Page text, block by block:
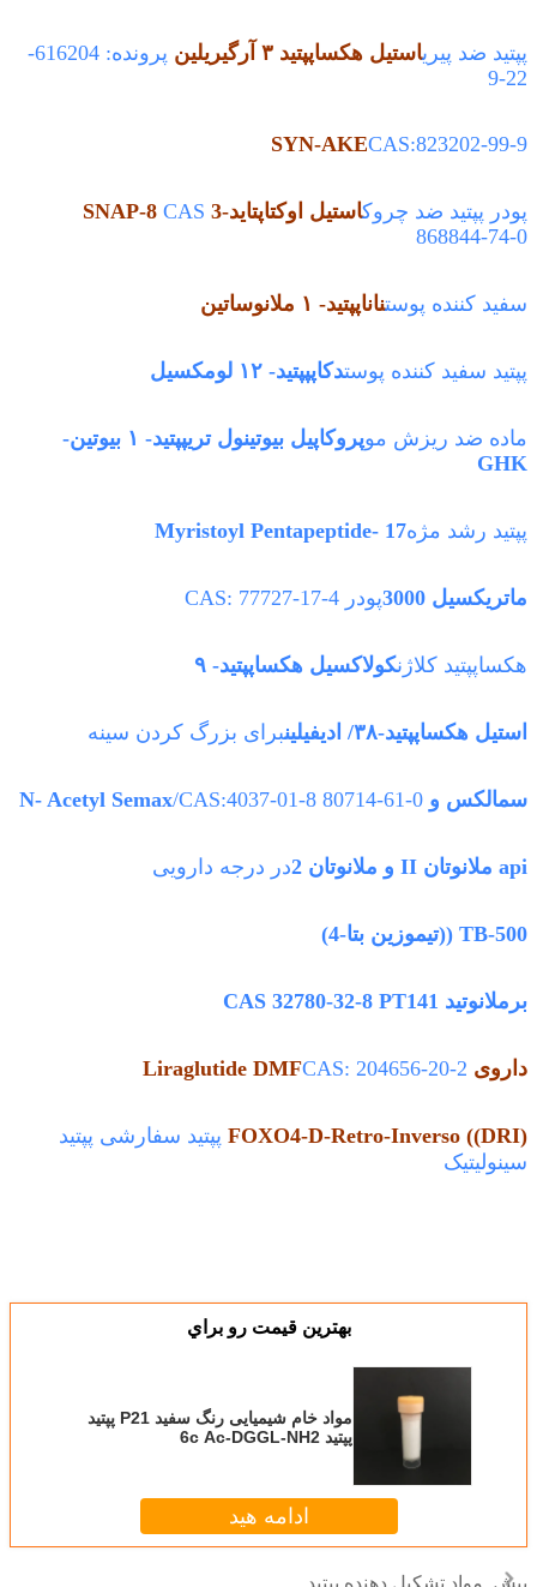
پپتید ضد پیریاستیل هکساپپتید ۳ آرگیریلین
پرونده: 616204-
22-9
SYN-AKECAS:823202-99-9
پودر پپتید ضد چروکاستیل اوکتاپتاید-3 SNAP-8
CAS
868844-74-0
سفید کننده پوستناناپپتید- ۱ ملانوساتین
پپتید سفید کننده پوستدکاپپپتید- ۱۲ لومکسیل
ماده ضد ریزش مو
پروکاپیل بیوتینول تریپپتید- ۱ بیوتین-
GHK
پپتید رشد مژهMyristoyl Pentapeptide- 17
ماتريکسيل 3000 پودر CAS: 77727-17-4
هکساپپتید کلاژنکولاکسیل هکساپپتید- ۹
استیل هکساپپتید-۳۸/ ادیفیلین برای بزرگ کردن سینه
سمالکس و N- Acetyl Semax /CAS:4037-01-8 80714-61-0
api ملانوتان II و ملانوتان 2 در درجه دارویی
TB-500 ((تیموزین بتا-4)
برملانوتید CAS 32780-32-8 PT141
داروی Liraglutide DMF CAS: 204656-20-2
FOXO4-D-Retro-Inverso ((DRI) پپتید سفارشی پپتید
سینولیتیک
بهترين قيمت رو براي
مواد خام شیمیایی رنگ سفید P21 پپتید
پپتید 6c Ac-DGGL-NH2
ادامه هید